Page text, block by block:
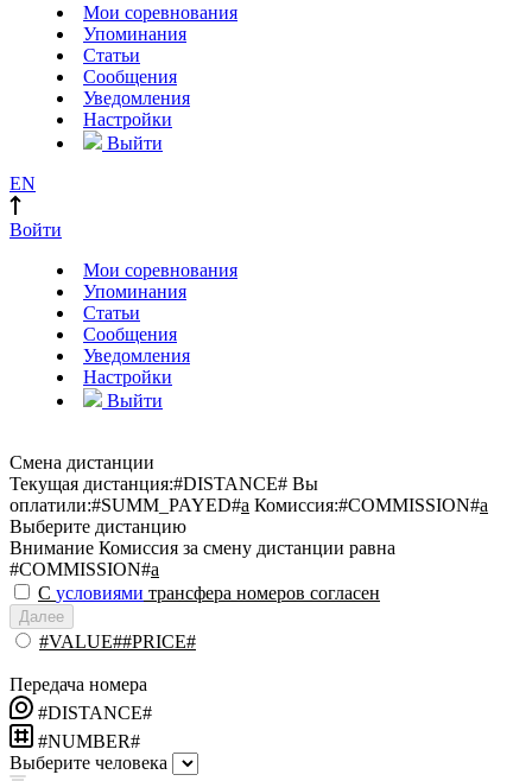
Мои соревнования
Упоминания
Статьи
Сообщения
Уведомления
Настройки
Выйти
EN
Войти
Мои соревнования
Упоминания
Статьи
Сообщения
Уведомления
Настройки
Выйти
Смена дистанции
Текущая дистанция:#DISTANCE# Вы
оплатили:#SUMM_PAYED#a Комиссия:#COMMISSION#a
Выберите дистанцию
Внимание Комиссия за смену дистанции равна
#COMMISSION#a
С условиями трансфера номеров согласен
Далее
#VALUE##PRICE#
Передача номера
#DISTANCE#
#NUMBER#
Выберите человека